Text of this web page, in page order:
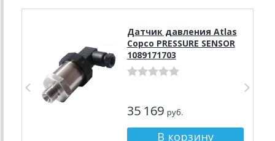
Датчик давления Atlas
Copco PRESSURE SENSOR
1089171703
35 169 руб.